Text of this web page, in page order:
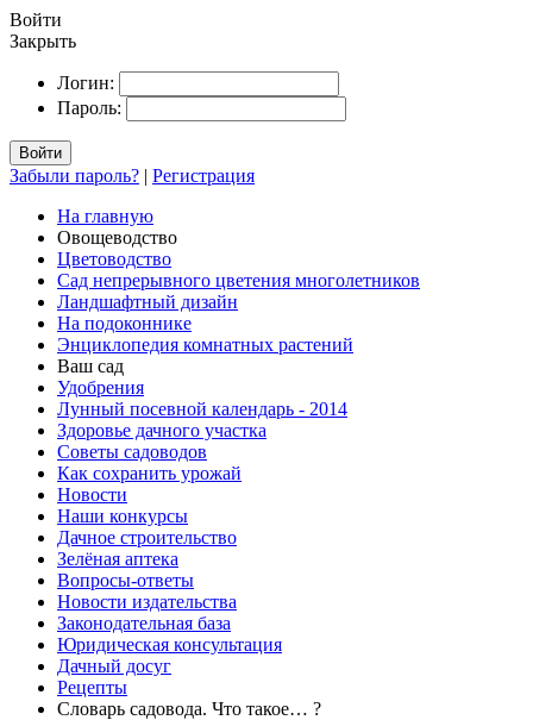
Войти
Закрыть
Логин:
Пароль:
Войти
Забыли пароль? | Регистрация
На главную
Овощеводство
Цветоводство
Сад непрерывного цветения многолетников
Ландшафтный дизайн
На подоконнике
Энциклопедия комнатных растений
Ваш сад
Удобрения
Лунный посевной календарь - 2014
Здоровье дачного участка
Советы садоводов
Как сохранить урожай
Новости
Наши конкурсы
Дачное строительство
Зелёная аптека
Вопросы-ответы
Новости издательства
Законодательная база
Юридическая консультация
Дачный досуг
Рецепты
Словарь садовода. Что такое… ?